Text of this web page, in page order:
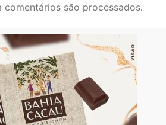
comentários são processados.